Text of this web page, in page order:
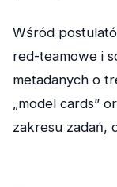
Wśród
red-teamowe i
metadanych o
„model cards”
zakresu zadań,